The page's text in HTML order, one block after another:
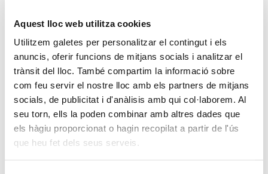
Aquest lloc web utilitza cookies
Utilitzem galetes per personalitzar el contingut i els
anuncis, oferir funcions de mitjans socials i analitzar el
trànsit del lloc. També compartim la informació sobre
com feu servir el nostre lloc amb els partners de mitjans
socials, de publicitat i d'anàlisis amb qui col·laborem. Al
seu torn, ells la poden combinar amb altres dades que
els hàgiu proporcionat o hagin recopilat a partir de l'ús
que heu fet dels seus serveis.
empreses sostenibles analitzades per la
plataforma Clarity AI
Creand Assegurances Estalvi llança una assegurança
d’estalvi de prima única a tres anys que ofereix una
rendibilitat neta garantida a totes les persones que
volen obtenir un rendiment dels seus estalvis. Es tracta
de Creand Estalvi Únic, un producte que compta amb el
valor afegit d’invertir en empreses sostenibles que
segueixen criteris ambientals mesurats per la